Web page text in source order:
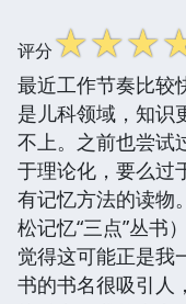
评分☆☆☆
最近工作节奏比较
是儿科领域，知识
不上。之前也尝试
于理论化，要么过
有记忆方法的读物
松记忆“三点”丛书
觉得这可能正是我
书的书名很吸引人